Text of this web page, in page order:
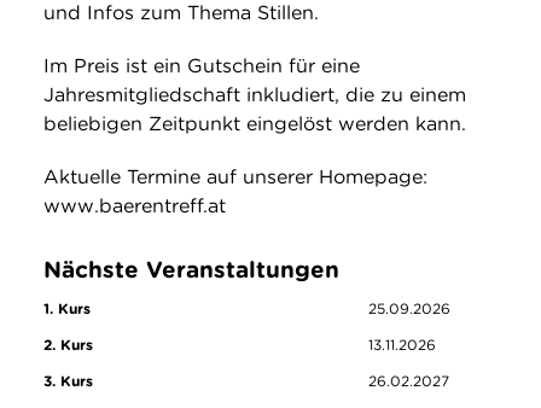
und Infos zum Thema Stillen.
Im Preis ist ein Gutschein für eine
Jahresmitgliedschaft inkludiert, die zu einem
beliebigen Zeitpunkt eingelöst werden kann.
Aktuelle Termine auf unserer Homepage:
www.baerentreff.at
Nächste Veranstaltungen
1. Kurs
25.09.2026
2. Kurs
13.11.2026
3. Kurs
26.02.2027